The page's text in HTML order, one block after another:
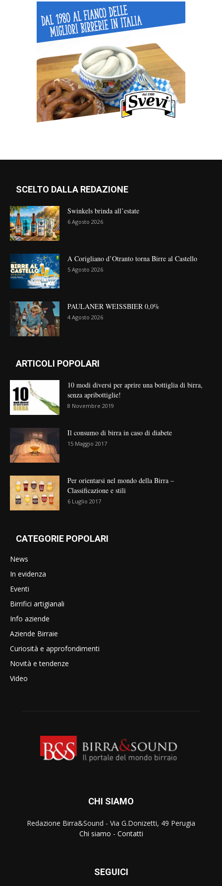
SCELTO DALLA REDAZIONE
Swinkels brinda all’estate
6 Agosto 2026
A Corigliano d’Otranto torna Birre al Castello
5 Agosto 2026
PAULANER WEISSBIER 0,0%
4 Agosto 2026
ARTICOLI POPOLARI
10 modi diversi per aprire una bottiglia di birra,
senza apribottiglie!
8 Novembre 2019
Il consumo di birra in caso di diabete
15 Maggio 2017
Per orientarsi nel mondo della Birra –
Classificazione e stili
6 Luglio 2017
CATEGORIE POPOLARI
News
In evidenza
Eventi
Birrifici artigianali
Info aziende
Aziende Birraie
Curiosità e approfondimenti
Novità e tendenze
Video
CHI SIAMO
Redazione Birra&Sound - Via G.Donizetti, 49 Perugia
Chi siamo - Contatti
SEGUICI